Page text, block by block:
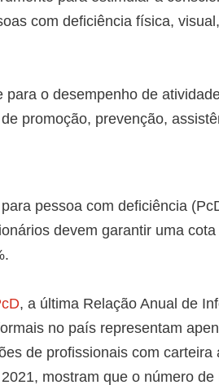
com deficiência física,
o desempenho de
promoção, prevenção,
pessoa com deficiência
devem garantir uma
, a última Relação Anual de
no país representam
de profissionais com carteira
mostram que o número